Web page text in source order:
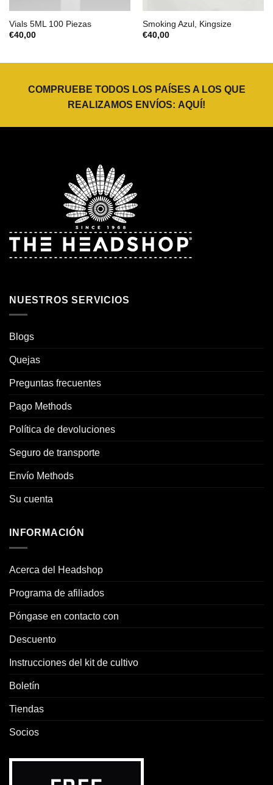
Vials 5ML 100 Piezas
€40,00
Smoking Azul, Kingsize
€40,00
COMPRUEBE TODOS LOS PAÍSES A LOS QUE
REALIZAMOS ENVÍOS: AQUÍ !
NUESTROS SERVICIOS
Blogs
Quejas
Preguntas frecuentes
Pago Methods
Política de devoluciones
Seguro de transporte
Envío Methods
Su cuenta
INFORMACIÓN
Acerca del Headshop
Programa de afiliados
Póngase en contacto con
Descuento
Instrucciones del kit de cultivo
Boletín
Tiendas
Socios